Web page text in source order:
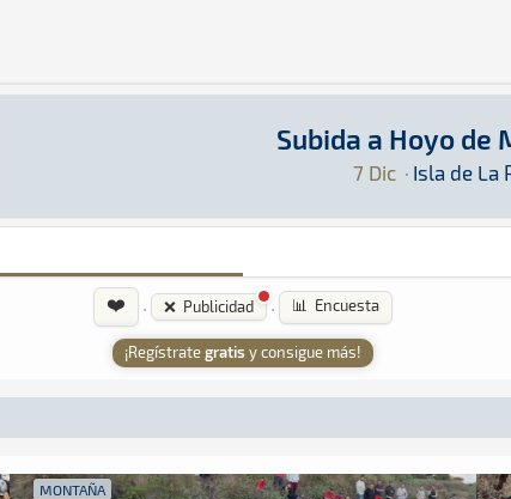
Subida a Hoyo de
7 Dic · Isla de La
Montaña · Subida a Hoyo de Mazo 2024:
Isla de La Palma
❤️ · ❌ Publicidad · 📊 Encuesta
¡Regístrategratis y consigue más!
MONTAÑA